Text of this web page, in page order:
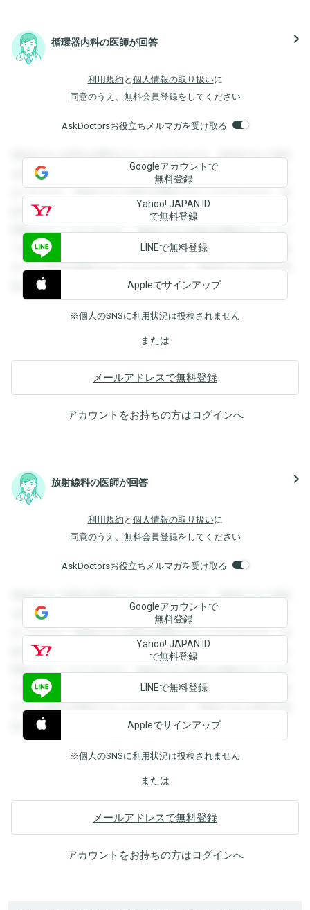
循環器内科の医師が回答 navigate_next
利用規約 と 個人情報の取り扱いに
同意のうえ、無料会員登録をしてください
AskDoctorsお役立ちメルマガを受け取る
登録すると回答を閲覧することができます。登録すると回答
を閲覧することができます。登録すると回答を閲覧すること
ができます。登録すると回答を閲覧することができます。登
録すると回答を閲覧することができます。登録すると回答を
閲覧することができます。登録すると回答を閲覧することが
できます。登録すると回答を閲覧することができます。登録
すると回答を閲覧することができます。登録すると回答を閲
覧することができます。
Googleアカウントで
無料登録
Yahoo! JAPAN ID
で無料登録
LINEで無料登録
Appleでサインアップ
※個人のSNSに利用状況は投稿されません
または
メールアドレスで無料登録
アカウントをお持ちの方はログインへ
放射線科の医師が回答 navigate_next
利用規約 と 個人情報の取り扱いに
同意のうえ、無料会員登録をしてください
AskDoctorsお役立ちメルマガを受け取る
登録すると回答を閲覧することができます。登録すると回答
を閲覧することができます。登録すると回答を閲覧すること
ができます。登録すると回答を閲覧することができます。登
録すると回答を閲覧することができます。登録すると回答を
閲覧することができます。登録すると回答を閲覧することが
できます。登録すると回答を閲覧することができます。登録
すると回答を閲覧することができます。登録すると回答を閲
覧することができます。
Googleアカウントで
無料登録
Yahoo! JAPAN ID
で無料登録
LINEで無料登録
Appleでサインアップ
※個人のSNSに利用状況は投稿されません
または
メールアドレスで無料登録
アカウントをお持ちの方はログインへ